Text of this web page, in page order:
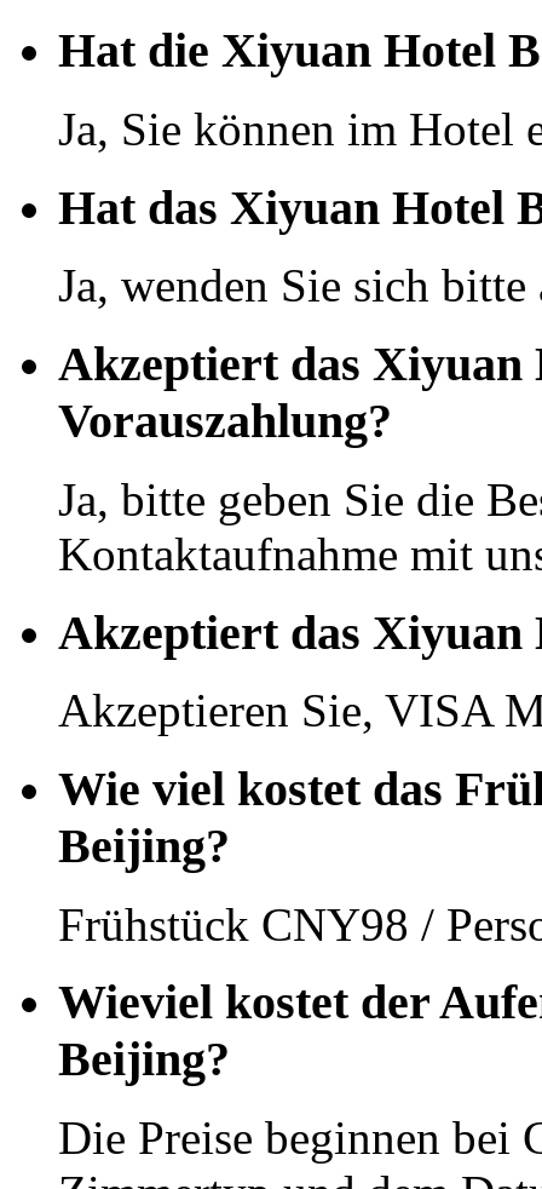
Hat die Xiyuan Hotel
Ja, Sie können im Hotel
Hat das Xiyuan Hotel
Ja, wenden Sie sich
Akzeptiert das Xiyuan
Vorauszahlung?
Ja, bitte geben Sie die
Kontaktaufnahme mit
Akzeptiert das
Akzeptieren Sie, VISA
Wie viel kostet das
Beijing?
Frühstück CNY98 /
Wieviel kostet der
Beijing?
Die Preise beginnen bei